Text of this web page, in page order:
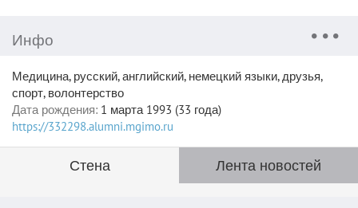
Инфо
Медицина, русский, английский, немецкий языки, друзья,
спорт, волонтерство
Дата рождения: 1 марта 1993 (33 года)
https://332298.alumni.mgimo.ru
Стена Лента новостей